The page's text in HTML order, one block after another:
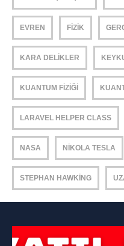
EVREN FIZIK
KARA DELIKLER
KUANTUM FIZIĞI
LARAVEL HELPER CLASS
NASA NIKOLA TESLA
STEPHAN HAWKING